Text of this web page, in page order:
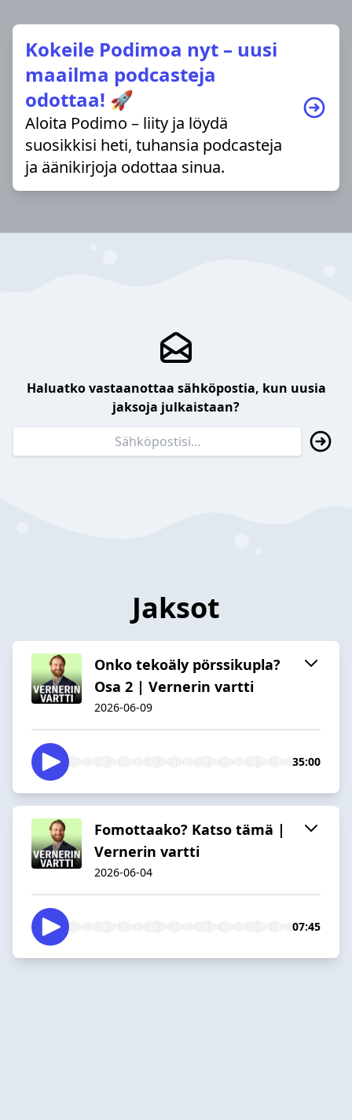
Kokeile Podimoa nyt – uusi
maailma podcasteja
odottaa! 🚀
Aloita Podimo – liity ja löydä
suosikkisi heti, tuhansia podcasteja
ja äänikirjoja odottaa sinua.
Haluatko vastaanottaa sähköpostia, kun uusia
jaksoja julkaistaan?
Jaksot
Onko tekoäly pörssikupla?
Osa 2 | Vernerin vartti
2026-06-09
35:00
Fomottaako? Katso tämä |
Vernerin vartti
2026-06-04
07:45